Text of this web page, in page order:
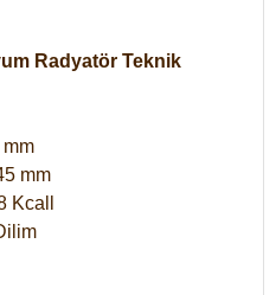
Radyatör Teknik
mm
Kcall